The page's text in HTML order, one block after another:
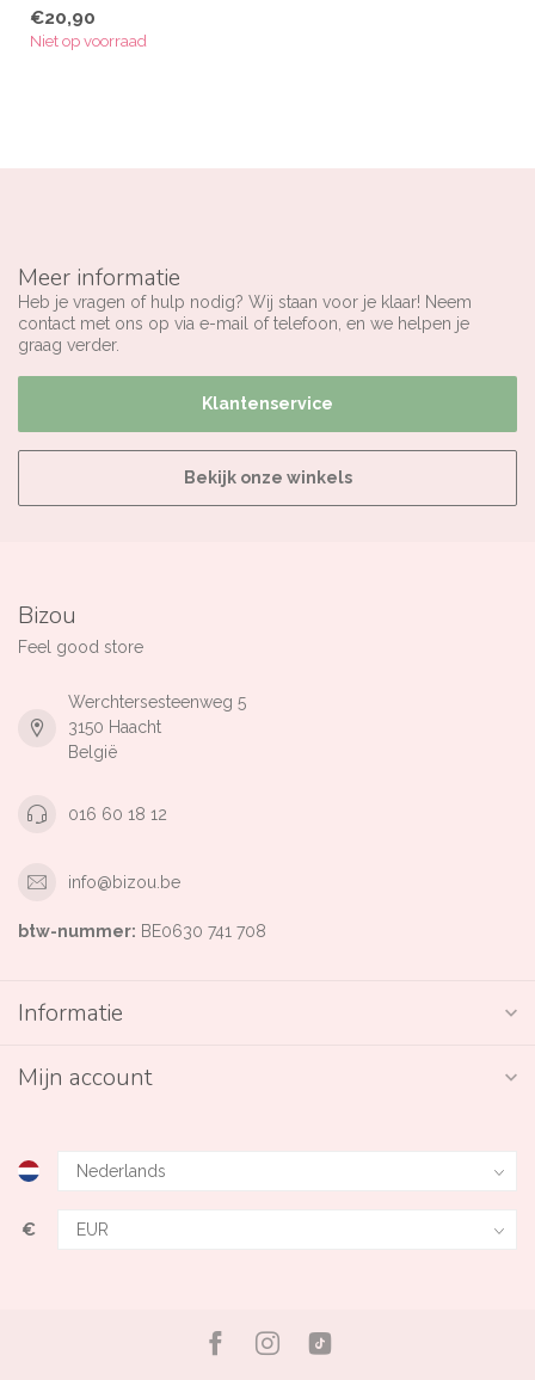
€20,90
Niet op voorraad
Meer informatie
Heb je vragen of hulp nodig? Wij staan voor je klaar! Neem
contact met ons op via e-mail of telefoon, en we helpen je
graag verder.
Klantenservice
Bekijk onze winkels
Bizou
Feel good store
Werchtersesteenweg 5
3150 Haacht
België
016 60 18 12
info@bizou.be
btw-nummer: BE0630 741 708
Informatie
Mijn account
€